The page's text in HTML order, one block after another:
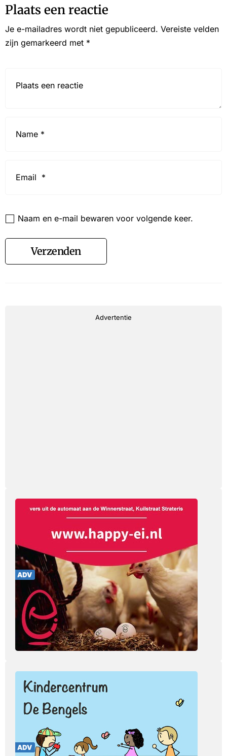
Plaats een reactie
Je e-mailadres wordt niet gepubliceerd. Vereiste velden
zijn gemarkeerd met *
Naam en e-mail bewaren voor volgende keer.
Verzenden
Advertentie